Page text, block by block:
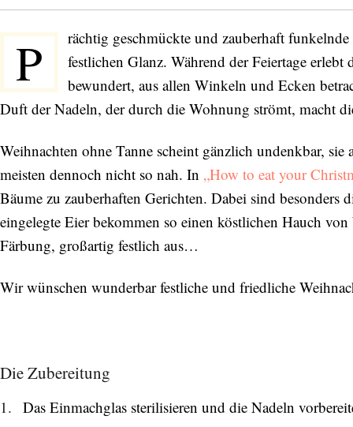
P
rächtig geschmückte und zauberhaft
festlichen Glanz. Während der Feiertage
bewundert, aus allen Winkeln und Ecken
Duft der Nadeln, der durch die Wohnung strömt, macht
Weihnachten ohne Tanne scheint gänzlich undenkbar,
meisten dennoch nicht so nah. In „How to eat your
Bäume zu zauberhaften Gerichten. Dabei sind besonders
eingelegte Eier bekommen so einen köstlichen Hauch
Färbung, großartig festlich aus…
Wir wünschen wunderbar festliche und friedliche
Die Zubereitung
Das Einmachglas sterilisieren und die Nadeln